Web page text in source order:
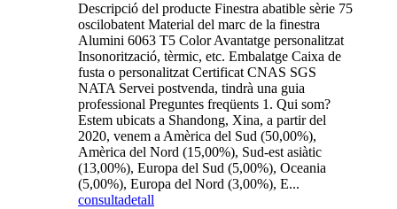
Descripció del producte Finestra abatible sèrie 75
oscilobatent Material del marc de la finestra
Alumini 6063 T5 Color Avantatge personalitzat
Insonorització, tèrmic, etc. Embalatge Caixa de
fusta o personalitzat Certificat CNAS SGS
NATA Servei postvenda, tindrà una guia
professional Preguntes freqüents 1. Qui som?
Estem ubicats a Shandong, Xina, a partir del
2020, venem a Amèrica del Sud (50,00%),
Amèrica del Nord (15,00%), Sud-est asiàtic
(13,00%), Europa del Sud (5,00%), Oceania
(5,00%), Europa del Nord (3,00%), E...
consultadetall